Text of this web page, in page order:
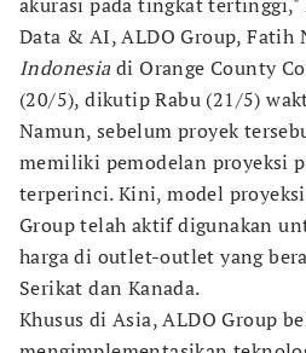
Data & AI, ALDO Group, Fatih
Indonesiadi Orange County
(20/5), dikutip Rabu (21/5)
Namun, sebelum proyek
memiliki pemodelan proyeksi
terperinci. Kini, model
Group telah aktif digunakan
harga di outlet-outlet yang
Serikat dan Kanada.
Khusus di Asia, ALDO Group